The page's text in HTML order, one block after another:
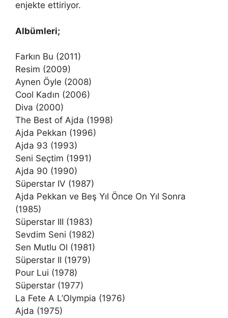
enjekte ettiriyor.
Albümleri;
Farkın Bu (2011)
Resim (2009)
Aynen Öyle (2008)
Cool Kadın (2006)
Diva (2000)
The Best of Ajda (1998)
Ajda Pekkan (1996)
Ajda 93 (1993)
Seni Seçtim (1991)
Ajda 90 (1990)
Süperstar IV (1987)
Ajda Pekkan ve Beş Yıl Önce On Yıl Sonra
(1985)
Süperstar III (1983)
Sevdim Seni (1982)
Sen Mutlu Ol (1981)
Süperstar II (1979)
Pour Lui (1978)
Süperstar (1977)
La Fete A L’Olympia (1976)
Ajda (1975)